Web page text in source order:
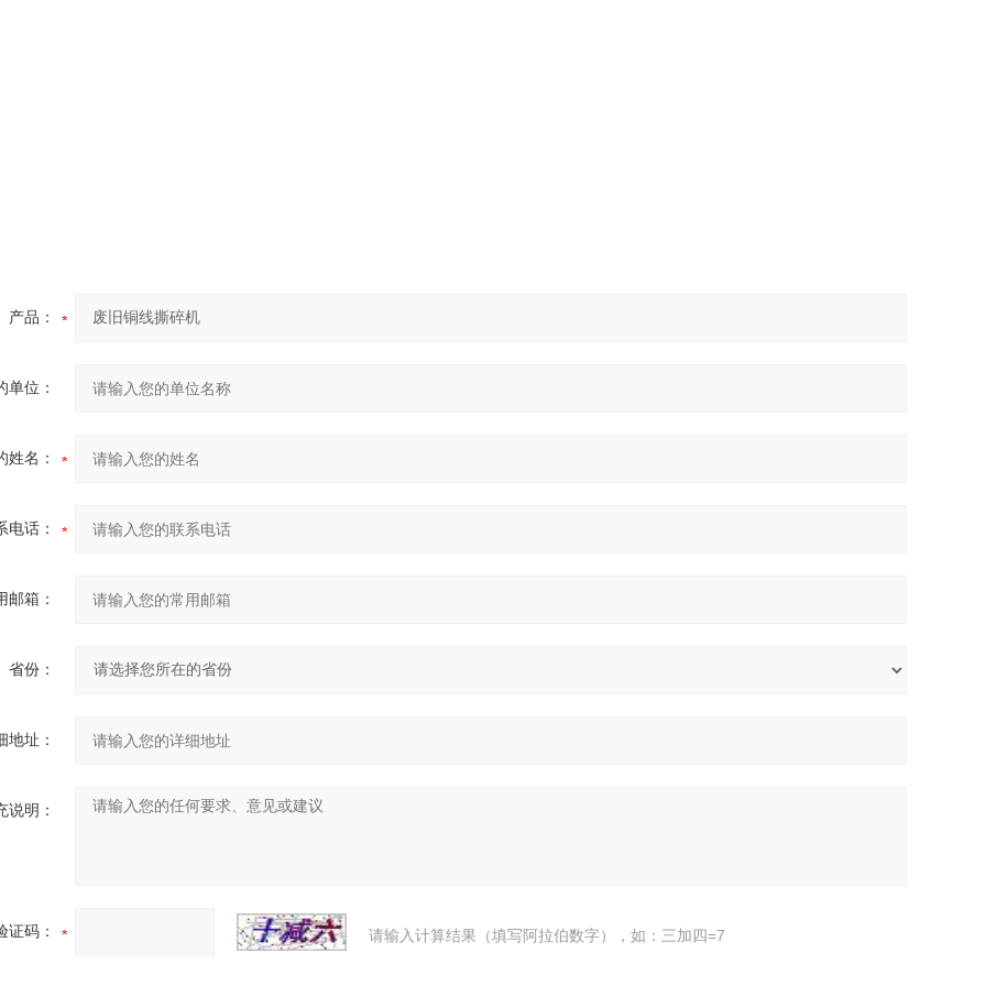
产品：
单位：
姓名：
电话：
邮箱：
省份：
地址：
说明：
证码： 请输入计算结果（填写阿拉伯数字），如：三加四=7